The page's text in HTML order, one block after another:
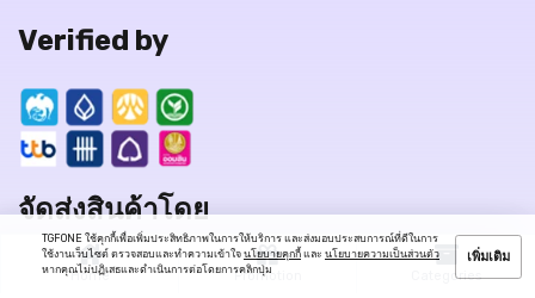
Home Promotion Categories
Verified by
จัดส่งสินค้าโดย
TGFONE ใช้คุกกี้เพื่อเพิ่มประสิทธิภาพในการให้บริการ และส่งมอบประสบการณ์ที่ดีในการ
ใช้งานเว็บไซต์ ตรวจสอบและทำความเข้าใจ นโยบายคุกกี้ และ นโยบายความเป็นส่วนตัว
หากคุณไม่ปฏิเสธและดำเนินการต่อโดยการคลิกปุ่ม
เพิ่มเติม